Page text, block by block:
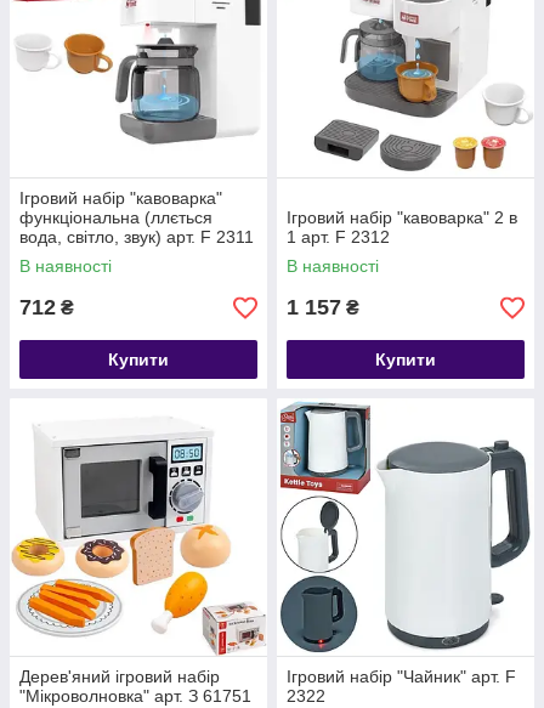
Ігровий набір "кавоварка"
функціональна (ллється
вода, світло, звук) арт. F 2311
В наявності
712 ₴
Купити
Ігровий набір "кавоварка" 2 в
1 арт. F 2312
В наявності
1 157 ₴
Купити
Дерев'яний ігровий набір
"Мікроволновка" арт. З 61751
Ігровий набір "Чайник" арт. F
2322